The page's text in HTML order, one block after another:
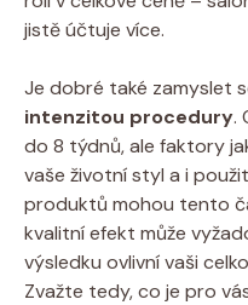
jistě účtuje více.
Je dobré také zamyslet
intenzitou procedury.
do 8 týdnů, ale faktory
vaše životní styl a i
produktů mohou tento
kvalitní efekt může
výsledku ovlivní vaši
Zvažte tedy, co je pro